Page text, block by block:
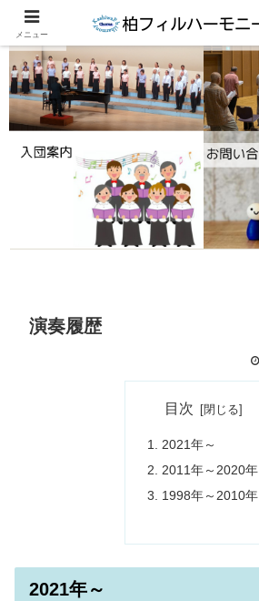
演奏履歴
目次
2021年～
2011年～2020年
1998年～2010年
2021年～
メニュー